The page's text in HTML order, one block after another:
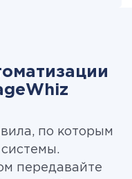
по которым
передавайте